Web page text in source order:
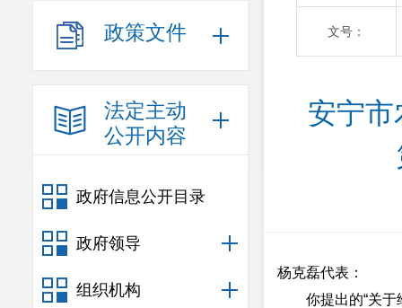
政策文件
法定主动
公开内容
政府信息公开目录
政府领导
组织机构
文号：
安宁
杨克磊代表：
你提出的“关